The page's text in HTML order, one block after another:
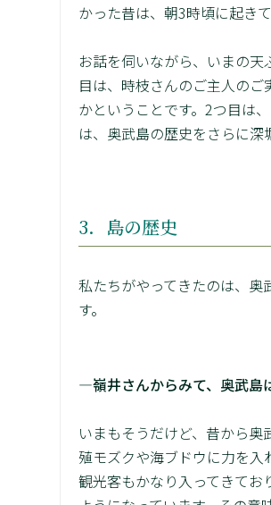
かった昔は、朝3時頃に起き
お話を伺いながら、いまの
目は、時枝さんのご主人の
かということです。2つ目は
は、奥武島の歴史をさらに深
3．島の歴史
私たちがやってきたのは、奥
す。
―嶺井さんからみて、奥武島
いまもそうだけど、昔から
殖モズクや海ブドウに力を入
観光客もかなり入ってきてお